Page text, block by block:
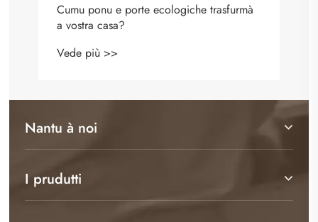
Cumu ponu e porte ecologiche trasfurmà
a vostra casa?
Vede più >>
Nantu à noi
I prudutti